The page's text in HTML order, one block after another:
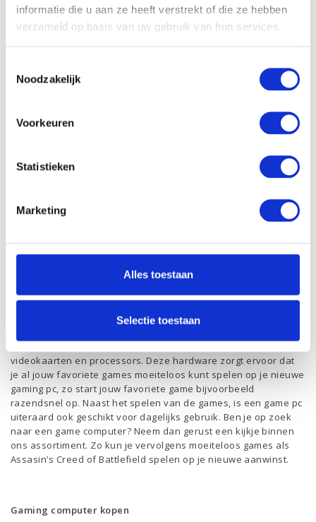
informatie die u aan ze heeft verstrekt of die ze hebben
verzameld op basis van uw gebruik van hun services.
Noodzakelijk
Voorkeuren
Statistieken
Marketing
Alles toestaan
Selectie toestaan
HP Omen 35L GT16-
Desktop met Intel Core Ultra 7
| 32 Gb geheugen | 2 Tb SSD
€2.299,00
Vergelijk
Op zoek naar een Game PC
Wil je graag de nieuwste games spelen op je pc? Dan is het een
videokaarten en processors. Deze hardware zorgt ervoor dat
je al jouw favoriete games moeiteloos kunt spelen op je nieuwe
gaming pc, zo start jouw favoriete game bijvoorbeeld
razendsnel op. Naast het spelen van de games, is een game pc
uiteraard ook geschikt voor dagelijks gebruik. Ben je op zoek
naar een game computer? Neem dan gerust een kijkje binnen
ons assortiment. Zo kun je vervolgens moeiteloos games als
Assasin’s Creed of Battlefield spelen op je nieuwe aanwinst.
Gaming computer kopen